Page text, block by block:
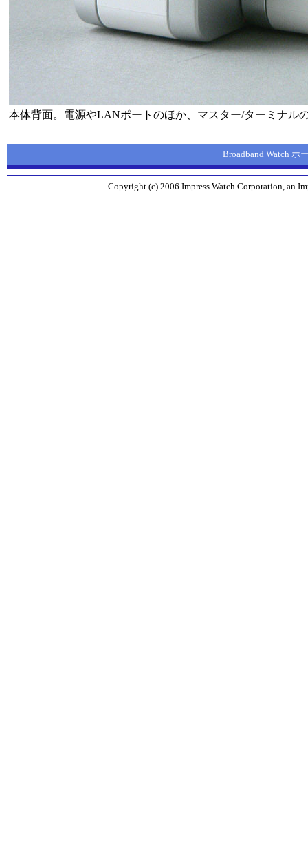
本体背面。電源やLANポートのほか、マスター/ターミナル
Broadband Watch ホ
Copyright (c) 2006 Impress Watch Corporation, an